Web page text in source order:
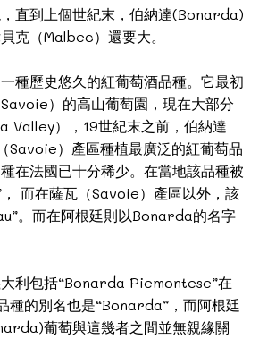
直到上個世紀末，伯納達(Bonarda)
克（Malbec）還要大。
種歷史悠久的紅葡萄酒品種。它最初
）的高山葡萄園，現在大部分
Valley），19世紀末之前，伯納達
）產區種植最廣泛的紅葡萄品
在法國已十分稀少。在當地該品種被
而在薩瓦（Savoie）產區以外，該
。而在阿根廷則以Bonarda的名字
利包括“Bonarda Piemontese”在
種的別名也是“Bonarda”，而阿根廷
葡萄與這幾者之間並無親緣關